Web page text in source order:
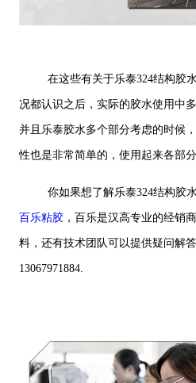
在这些有关于乐泰324结构胶
况都认识之后，实际的胶水使用中
并且乐泰胶水多个部分考虑的时候
性也是非常简单的，使用起来各部
你如果想了解乐泰324结构胶
百乐粘胶，百乐是汉高专业的经销
料，还有技术团队可以提供疑问解
13067971884.